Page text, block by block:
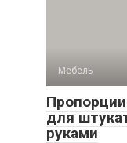
Мебель
для
руками